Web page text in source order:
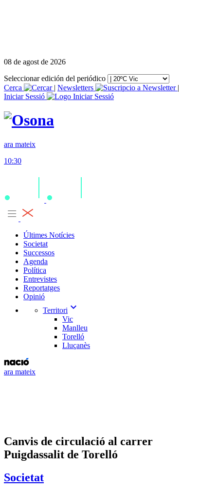
08 de agost de 2026
Seleccionar edición del periódico
Cerca
| Newsletters
|
Iniciar Sessió
ara mateix
10:30
Últimes Notícies
Societat
Successos
Agenda
Política
Entrevistes
Reportatges
Opinió
Territori expand_more
Vic
Manlleu
Torelló
Lluçanès
ara mateix
Canvis de circulació al carrer
Puigdassalit de Torelló
Societat